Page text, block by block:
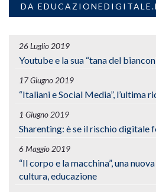
DA
26 Luglio 2019
Youtube e la sua “tana del
17 Giugno 2019
“Italiani e Social Media”, l’ultima
1 Giugno 2019
Sharenting: è se il rischio digitale
6 Maggio 2019
“Il corpo e la macchina”, una
cultura, educazione